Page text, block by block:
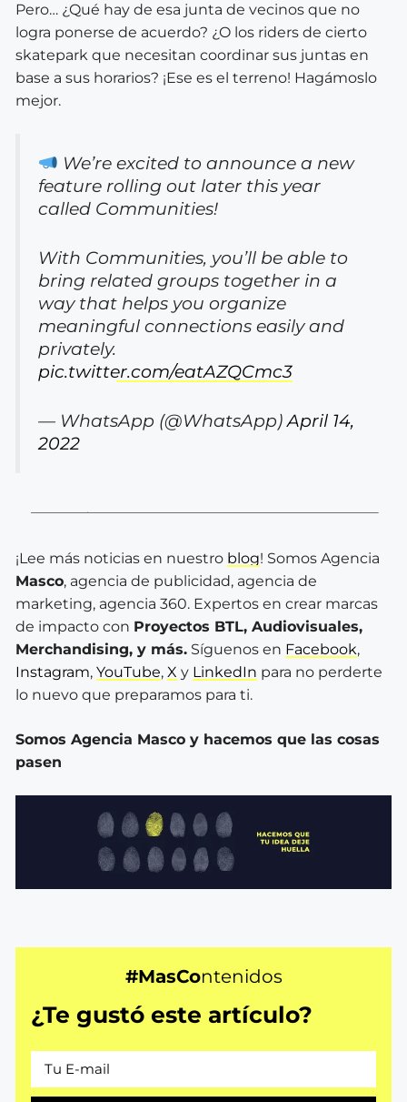
Pero… ¿Qué hay de esa junta de vecinos que no
logra ponerse de acuerdo? ¿O los riders de cierto
skatepark que necesitan coordinar sus juntas en
base a sus horarios? ¡Ese es el terreno! Hagámoslo
mejor.
We’re excited to announce a new
feature rolling out later this year
called Communities!
With Communities, you’ll be able to
bring related groups together in a
way that helps you organize
meaningful connections easily and
privately.
pic.twitter.com/eatAZQCmc3
— WhatsApp (@WhatsApp) April 14,
2022
¡Lee más noticias en nuestro blog! Somos Agencia
Masco, agencia de publicidad, agencia de
marketing, agencia 360. Expertos en crear marcas
de impacto con Proyectos BTL, Audiovisuales,
Merchandising, y más. Síguenos en Facebook,
Instagram, YouTube, X y LinkedIn para no perderte
lo nuevo que preparamos para ti.
Somos Agencia Masco y hacemos que las cosas
pasen
#MasContenidos
¿Te gustó este artículo?